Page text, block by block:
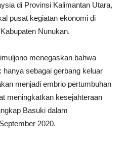
di Provinsi Kalimantan Utara,
pusat kegiatan ekonomi di
Nunukan.
menegaskan bahwa
hanya sebagai gerbang keluar
menjadi embrio pertumbuhan
meningkatkan kesejahteraan
Basuki dalam
2020.